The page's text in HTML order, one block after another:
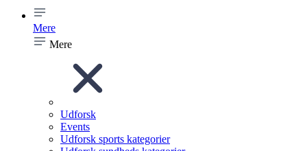
Mere
Mere
Udforsk
Events
Udforsk sports kategorier